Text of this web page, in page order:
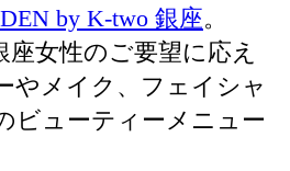
by K-two 銀座。
女性のご要望に応え
やメイク、フェイシャ
ビューティーメニュー